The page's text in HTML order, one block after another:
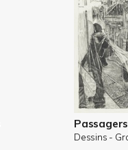
Passagers
Dessins -